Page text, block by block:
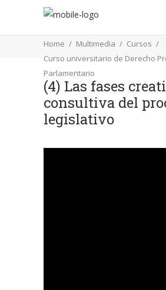
Home Multimedia
Cursos
Curso universitario de Derecho
Parlamentario
(4) Las fases creativa y consultiva
legislativo
(4) Las fases
consultiva del
legislativo